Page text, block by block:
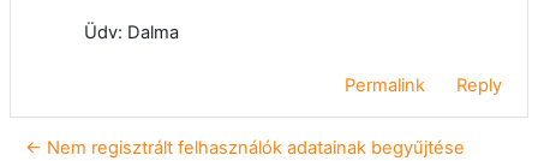
Üdv: Dalma
Permalink Reply
← Nem regisztrált felhasználók adatainak begyűjtése